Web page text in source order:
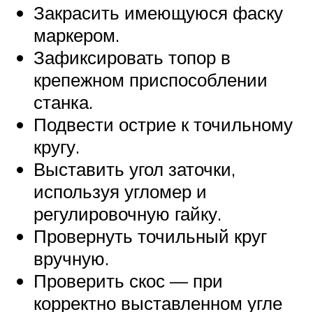
Закрасить имеющуюся фаску
маркером.
Зафиксировать топор в
крепежном приспособлении
станка.
Подвести острие к точильному
кругу.
Выставить угол заточки,
используя угломер и
регулировочную гайку.
Провернуть точильный круг
вручную.
Проверить скос — при
корректно выставленном угле